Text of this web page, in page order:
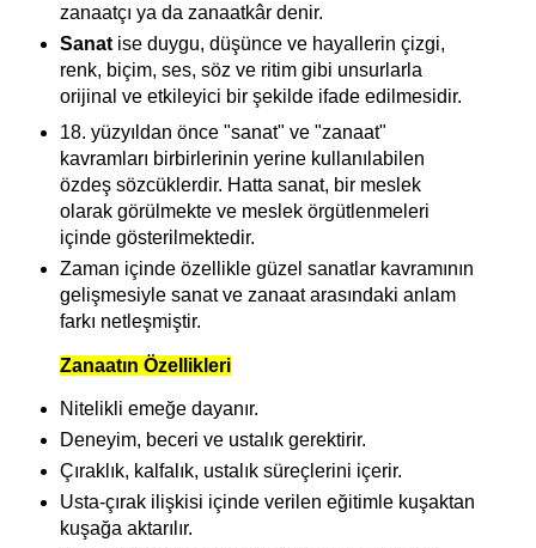
zanaatçı ya da zanaatkâr denir.
Sanatise duygu, düşünce ve hayallerin çizgi,
renk, biçim, ses, söz ve ritim gibi unsurlarla
orijinal ve etkileyici bir şekilde ifade edilmesidir.
18. yüzyıldan önce "sanat" ve "zanaat"
kavramları birbirlerinin yerine kullanılabilen
özdeş sözcüklerdir. Hatta sanat, bir meslek
olarak görülmekte ve meslek örgütlenmeleri
içinde gösterilmektedir.
Zaman içinde özellikle güzel sanatlar kavramının
gelişmesiyle sanat ve zanaat arasındaki anlam
farkı netleşmiştir.
Zanaatın Özellikleri
Nitelikli emeğe dayanır.
Deneyim, beceri ve ustalık gerektirir.
Çıraklık, kalfalık, ustalık süreçlerini içerir.
Usta-çırak ilişkisi içinde verilen eğitimle kuşaktan
kuşağa aktarılır.